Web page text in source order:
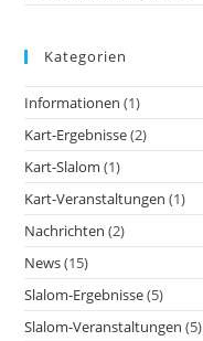
Kategorien
Informationen (1)
Kart-Ergebnisse(2)
Kart-Slalom (1)
Kart-Veranstaltungen (1)
Nachrichten (2)
News(15)
Slalom-Ergebnisse(5)
Slalom-Veranstaltungen (5)